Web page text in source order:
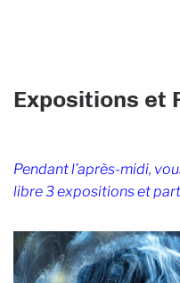
Expositions et
Pendant l’après-midi,
libre 3 expositions et